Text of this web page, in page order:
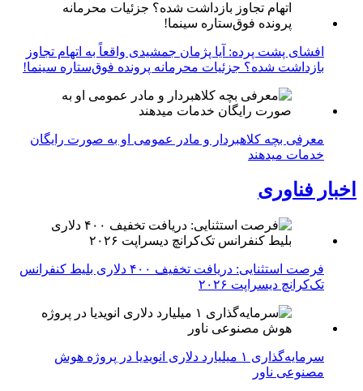
افشای پشت پرده: آیا پژمان جمشیدی واقعاً به اتهام تجاوز
بازداشت شده؟ جزئیات محرمانه پرونده فوق‌ستاره سینما!
معرفی بچه کلاهبردار و مادر عمومی او به صورت رایگان
خدمات میدهند
اخبار فناوری
فرصت استثنایی: دریافت تخفیف ۴۰۰ دلاری بلیط کنفرانس
تک‌کرانچ دیسراپت ۲۰۲۶
سرمایه‌گذاری ۱ میلیارد دلاری انویدیا در پروژه هوش
مصنوعی ناور